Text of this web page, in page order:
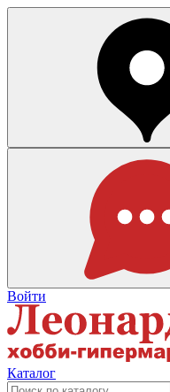
Войти
Каталог